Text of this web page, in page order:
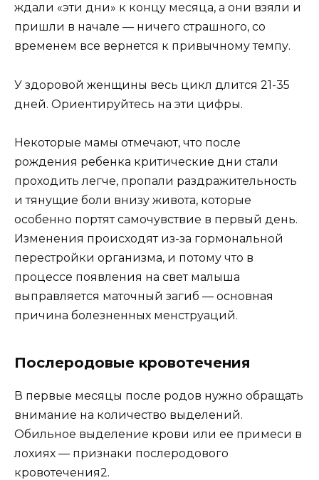
ждали «эти дни» к концу месяца, а они взяли и
пришли в начале — ничего страшного, со
временем все вернется к привычному темпу.
У здоровой женщины весь цикл длится 21-35
дней. Ориентируйтесь на эти цифры.
Некоторые мамы отмечают, что после
рождения ребенка критические дни стали
проходить легче, пропали раздражительность
и тянущие боли внизу живота, которые
особенно портят самочувствие в первый день.
Изменения происходят из-за гормональной
перестройки организма, и потому что в
процессе появления на свет малыша
выправляется маточный загиб — основная
причина болезненных менструаций.
Послеродовые кровотечения
В первые месяцы после родов нужно обращать
внимание на количество выделений.
Обильное выделение крови или ее примеси в
лохиях — признаки послеродового
кровотечения2.